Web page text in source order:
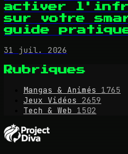
activer
sur votre
guide
31 juil. 2026
Rubriques
Mangas & Animés
1765
Jeux Vidéos
2659
Tech & Web 1502